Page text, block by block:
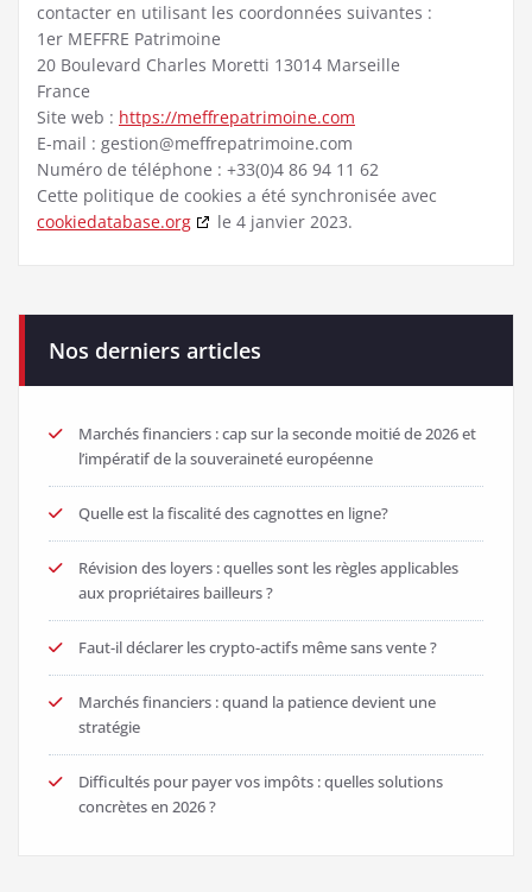
contacter en utilisant les coordonnées suivantes :
1er MEFFRE Patrimoine
20 Boulevard Charles Moretti 13014 Marseille
France
Site web : https://meffrepatrimoine.com
E-mail : gestion@meffrepatrimoine.com
Numéro de téléphone : +33(0)4 86 94 11 62
Cette politique de cookies a été synchronisée avec
cookiedatabase.org
le 4 janvier 2023.
Nos derniers articles
Marchés financiers : cap sur la seconde moitié de 2026 et
l’impératif de la souveraineté européenne
Quelle est la fiscalité des cagnottes en ligne?
Révision des loyers : quelles sont les règles applicables
aux propriétaires bailleurs ?
Faut-il déclarer les crypto-actifs même sans vente ?
Marchés financiers : quand la patience devient une
stratégie
Difficultés pour payer vos impôts : quelles solutions
concrètes en 2026 ?